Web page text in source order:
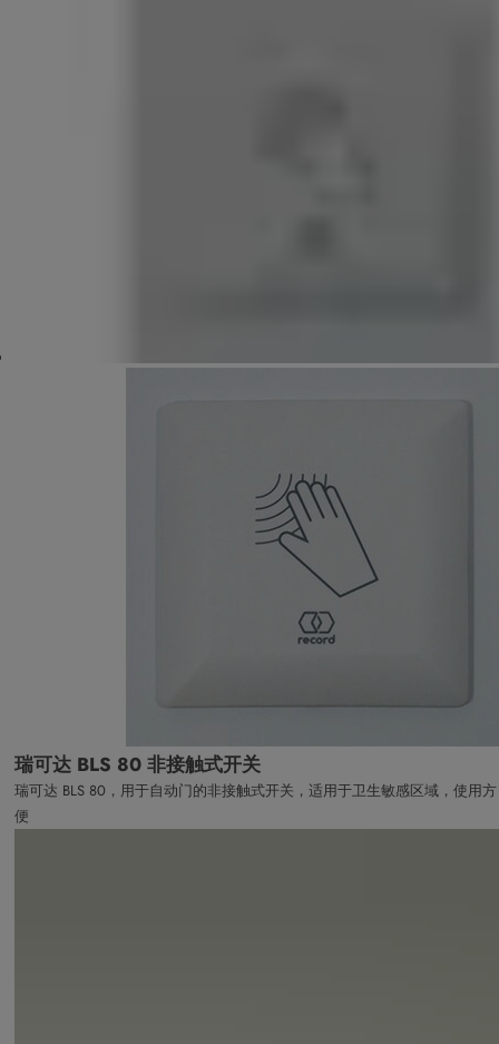
瑞可达 BLS 80 非接触式开关
瑞可达 BLS 80，用于自动门的非接触式开关，适用于卫生敏感区域，使用方
便